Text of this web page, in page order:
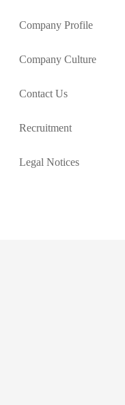
Company Profile
Company Culture
Contact Us
Recruitment
Legal Notices